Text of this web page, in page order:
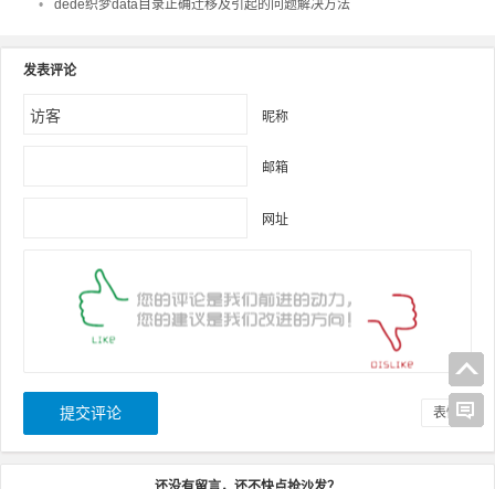
• dede织梦data目录正确迁移及引起的问题解决方法
发表评论
昵称
邮箱
网址
表情